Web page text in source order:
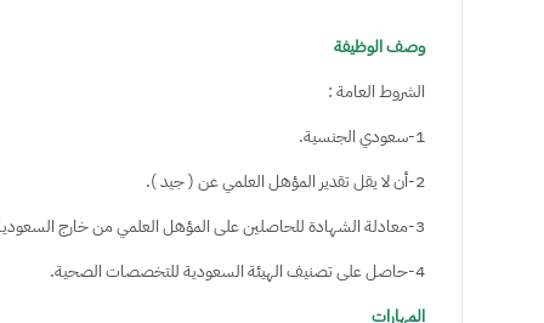
وصف الوظيفة
الشروط العامة :
1-سعودي الجنسية.
2-أن لا يقل تقدير المؤهل العلمي عن ( جيد ).
3-معادلة الشهادة للحاصلين على المؤهل العلمي من خارج السعودية.
4-حاصل على تصنيف الهيئة السعودية للتخصصات الصحية.
المهارات